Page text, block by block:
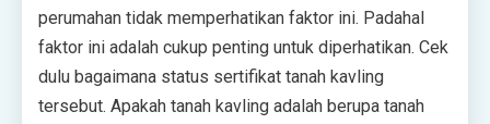
perumahan tidak memperhatikan faktor ini. Padahal
faktor ini adalah cukup penting untuk diperhatikan. Cek
dulu bagaimana status sertifikat tanah kavling
tersebut. Apakah tanah kavling adalah berupa tanah